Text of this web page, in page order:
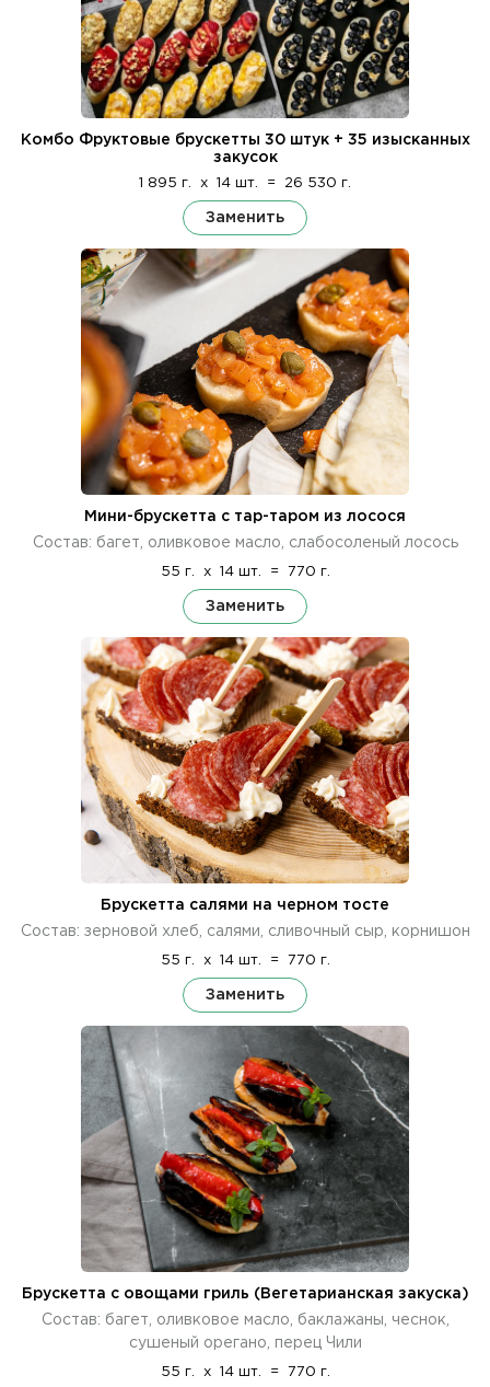
Комбо Фруктовые брускетты 30 штук + 35 изысканных
закусок
1 895 г. x 14 шт. = 26 530 г.
Заменить
Мини-брускетта с тар-таром из лосося
Состав: багет, оливковое масло, слабосоленый лосось
55 г. x 14 шт. = 770 г.
Заменить
Брускетта салями на черном тосте
Состав: зерновой хлеб, салями, сливочный сыр, корнишон
55 г. x 14 шт. = 770 г.
Заменить
Брускетта с овощами гриль (Вегетарианская закуска)
Состав: багет, оливковое масло, баклажаны, чеснок,
сушеный орегано, перец Чили
55 г. x 14 шт. = 770 г.